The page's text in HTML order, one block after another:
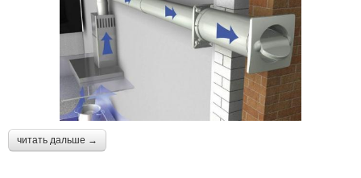
читать дальше →